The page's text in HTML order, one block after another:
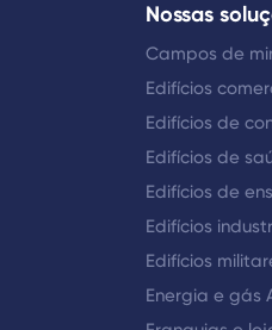
Nossas
Campos de
Edifícios
Edifícios de
Edifícios de
Edifícios de
Edifícios
Edifícios
Energia e gás